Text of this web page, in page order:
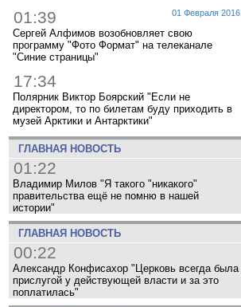
01 Февраля 2016
01:39
Сергей Алфимов возобновляет свою
программу "Фото Формат" на телеканале
"Синие страницы"
17:34
Полярник Виктор Боярский "Если не
директором, то по билетам буду приходить в
музей Арктики и Антарктики"
ГЛАВНАЯ НОВОСТЬ
01:22
Владимир Милов "Я такого "никакого"
правительства ещё не помню в нашей
истории"
ГЛАВНАЯ НОВОСТЬ
00:22
Александр Конфисахор "Церковь всегда была
прислугой у действующей власти и за это
поплатилась"